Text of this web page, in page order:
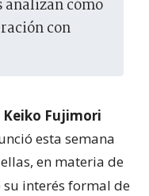
analizan cómo
con
Keiko Fujimori
esta semana
en materia de
su interés formal de